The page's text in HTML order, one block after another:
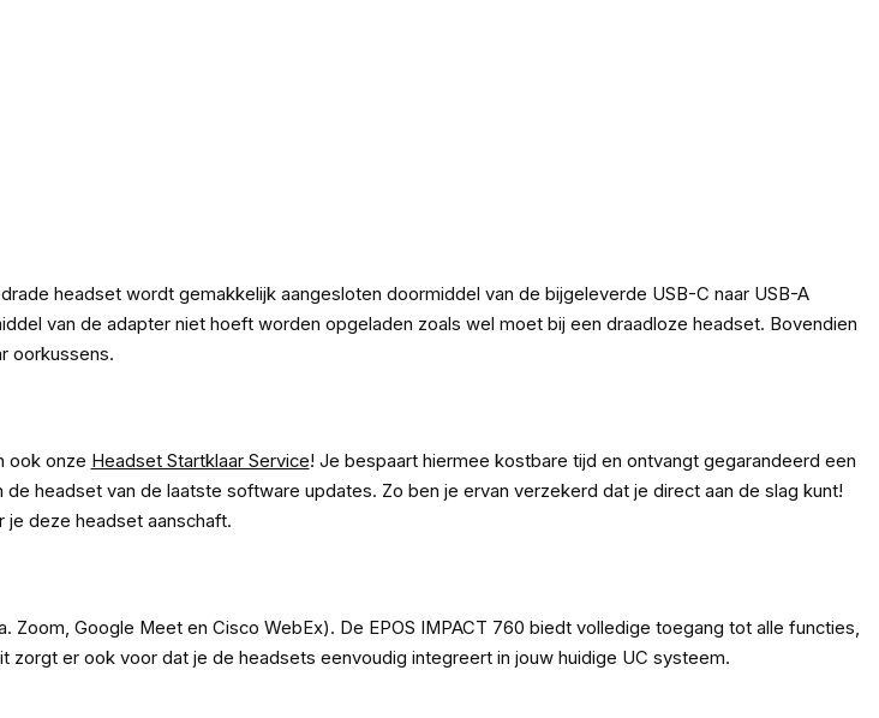
headset wordt gemakkelijk aangesloten doormiddel van de bijgeleverde USB-C naar USB-A
van de adapter niet hoeft worden opgeladen zoals wel moet bij een draadloze headset. Bovendien
oorkussens.
ook onze Headset Startklaar Service! Je bespaart hiermee kostbare tijd en ontvangt gegarandeerd een
headset van de laatste software updates. Zo ben je ervan verzekerd dat je direct aan de slag kunt!
je deze headset aanschaft.
Google Meet en Cisco WebEx). De EPOS IMPACT 760 biedt volledige toegang tot alle functies,
er ook voor dat je de headsets eenvoudig integreert in jouw huidige UC systeem.